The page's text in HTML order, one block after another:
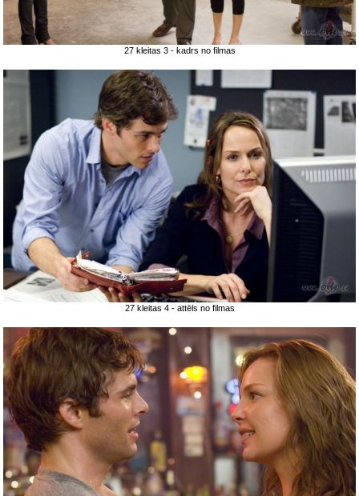
27 kleitas 3 - kadrs no filmas
27 kleitas 4 - attēls no filmas